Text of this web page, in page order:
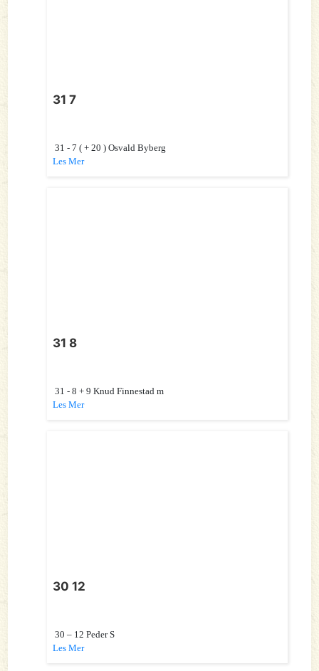
31 7
31 - 7 ( + 20 ) Osvald Byberg
Les Mer
31 8
31 - 8 + 9 Knud Finnestad m
Les Mer
30 12
30 – 12 Peder S
Les Mer